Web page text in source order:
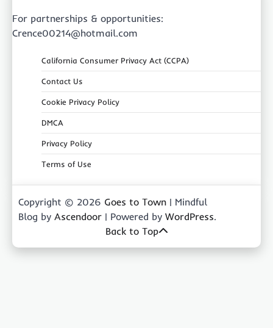
For partnerships & opportunities:
Crence00214@hotmail.com
California Consumer Privacy Act (CCPA)
Contact Us
Cookie Privacy Policy
DMCA
Privacy Policy
Terms of Use
Copyright © 2026 Goes to Town | Mindful
Blog by Ascendoor | Powered by WordPress.
Back to Top